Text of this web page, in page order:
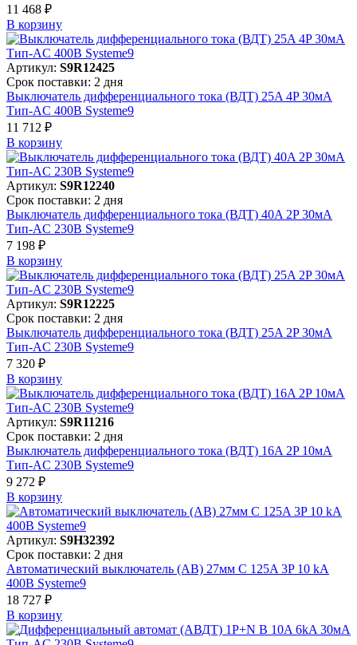
11 468 ₽
В корзинy
Артикул: S9R12425
Срок поставки: 2 дня
Выключатель дифференциального тока (ВДТ) 25A 4P 30мА
Тип-AC 400В Systeme9
11 712 ₽
В корзинy
Артикул: S9R12240
Срок поставки: 2 дня
Выключатель дифференциального тока (ВДТ) 40A 2P 30мА
Тип-AC 230В Systeme9
7 198 ₽
В корзинy
Артикул: S9R12225
Срок поставки: 2 дня
Выключатель дифференциального тока (ВДТ) 25A 2P 30мА
Тип-AC 230В Systeme9
7 320 ₽
В корзинy
Артикул: S9R11216
Срок поставки: 2 дня
Выключатель дифференциального тока (ВДТ) 16A 2P 10мА
Тип-AC 230В Systeme9
9 272 ₽
В корзинy
Артикул: S9H32392
Срок поставки: 2 дня
Автоматический выключатель (АВ) 27мм C 125A 3P 10 kA
400В Systeme9
18 727 ₽
В корзинy